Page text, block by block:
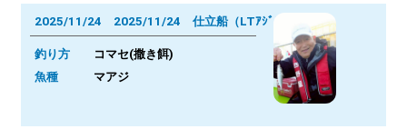
2025/11/24 2025/11/24 仕立船（LTｱｼﾞ）
釣り方
コマセ(撒き餌)
魚種 マアジ